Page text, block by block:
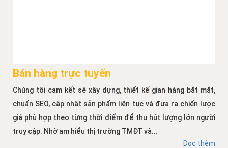
Bán hàng trực tuyến
Chúng tôi cam kết sẽ xây dựng, thiết kế gian hàng bắt mắt,
chuẩn SEO, cập nhật sản phẩm liên tục và đưa ra chiến lược
giá phù hợp theo từng thời điểm để thu hút lượng lớn người
truy cập. Nhờ am hiểu thị trường TMĐT và...
Đọc thêm